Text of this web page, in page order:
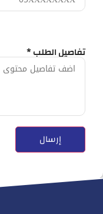
تفاصيل الطلب *